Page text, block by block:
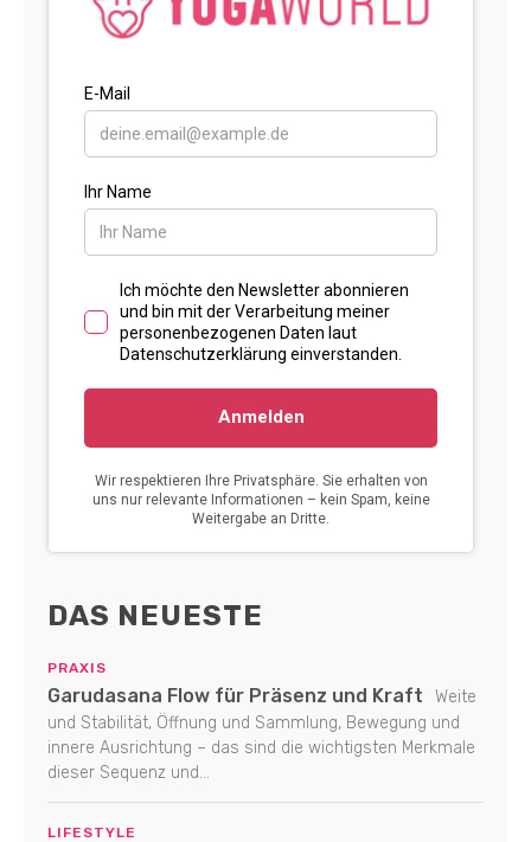
DAS NEUESTE
PRAXIS
Garudasana Flow für Präsenz und Kraft
Weite
und Stabilität, Öffnung und Sammlung, Bewegung und
innere Ausrichtung – das sind die wichtigsten Merkmale
dieser Sequenz und...
LIFESTYLE